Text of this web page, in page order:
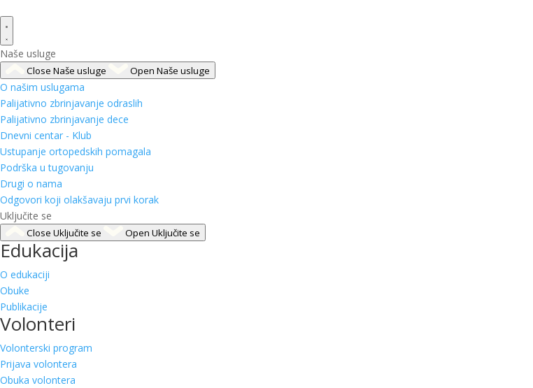
Naše usluge
Close Naše usluge Open Naše usluge
O našim uslugama
Palijativno zbrinjavanje odraslih
Palijativno zbrinjavanje dece
Dnevni centar - Klub
Ustupanje ortopedskih pomagala
Podrška u tugovanju
Drugi o nama
Odgovori koji olakšavaju prvi korak
Uključite se
Close Uključite se Open Uključite se
Edukacija
O edukaciji
Obuke
Publikacije
Volonteri
Volonterski program
Prijava volontera
Obuka volontera